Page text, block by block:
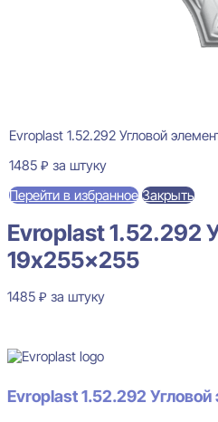
Evroplast 1.52.292 Угловой
1485 ₽ за штуку
Перейти в избранное Закрыть
Evroplast 1.52.292
19x255x255
1485 ₽ за штуку
Evroplast 1.52.292 Угловой